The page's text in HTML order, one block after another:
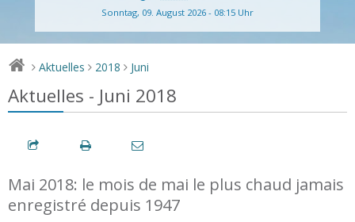
Sonntag, 09. August 2026 - 08:15 Uhr
> Aktuelles > 2018 > Juni
Aktuelles - Juni 2018
Mai 2018: le mois de mai le plus chaud jamais
enregistré depuis 1947